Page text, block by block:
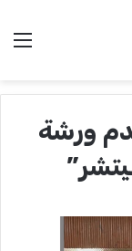
ورشة